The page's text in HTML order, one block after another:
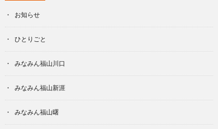
お知らせ
ひとりごと
みなみん福山川口
みなみん福山新涯
みなみん福山曙